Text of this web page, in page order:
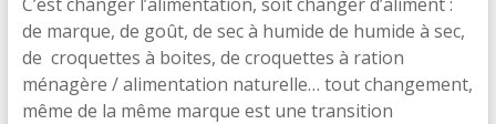
de marque, de goût, de sec à humide de humide à sec,
de croquettes à boites, de croquettes à ration
ménagère / alimentation naturelle… tout changement,
même de la même marque est une transition